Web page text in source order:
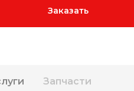
Заказать
Запчасти